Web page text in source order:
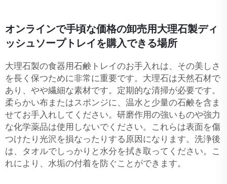
オンラインで手頃な価格の卸売用大理石製ディ
ッシュソープトレイを購入できる場所
大理石製の食器用石鹸トレイのお手入れは、その美しさ
を長く保つために非常に重要です。大理石は天然石材で
あり、やや繊細な素材です。定期的な清掃が必要です。
柔らかい布またはスポンジに、温水と少量の石鹸を含ま
せてお手入れしてください。研磨作用の強いものや強力
な化学薬品は使用しないでください。これらは表面を傷
つけたり光沢を損なったりする原因になります。洗浄後
は、タオルでしっかりと水分を拭き取ってください。こ
れにより、水垢の付着を防ぐことができます。